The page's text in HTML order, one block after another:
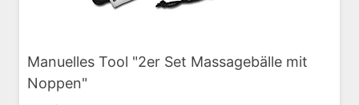
Manuelles Tool "2er Set Massagebälle mit
Noppen"